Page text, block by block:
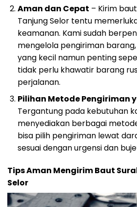
Aman dan Cepat – Kirim
Tanjung Selor tentu
keamanan. Kami sudah
mengelola pengiriman
yang kecil namun penting
tidak perlu khawatir barang
perjalanan.
Pilihan Metode Pengiriman
Tergantung pada kebutuhan
menyediakan berbagai
bisa pilih pengiriman lewat
sesuai dengan urgensi dan
Tips Aman Mengirim Baut
Selor